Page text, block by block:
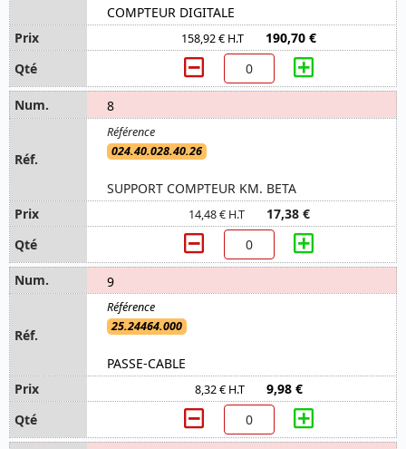
COMPTEUR DIGITALE
158,92 € H.T 190,70 €
8
024.40.028.40.26
SUPPORT COMPTEUR KM. BETA
14,48 € H.T 17,38 €
9
25.24464.000
PASSE-CABLE
8,32 € H.T 9,98 €